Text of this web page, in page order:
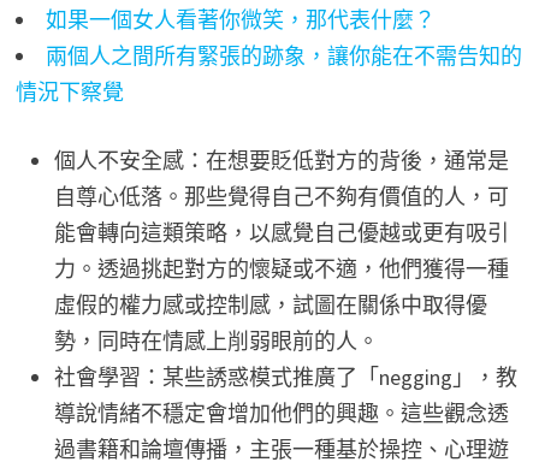
如果一個女人看著你微笑，那代表什麼？
兩個人之間所有緊張的跡象，讓你能在不需告知的
情況下察覺
個人不安全感：在想要貶低對方的背後，通常是
自尊心低落。那些覺得自己不夠有價值的人，可
能會轉向這類策略，以感覺自己優越或更有吸引
力。透過挑起對方的懷疑或不適，他們獲得一種
虛假的權力感或控制感，試圖在關係中取得優
勢，同時在情感上削弱眼前的人。
社會學習：某些誘惑模式推廣了「negging」，教
導說情緒不穩定會增加他們的興趣。這些觀念透
過書籍和論壇傳播，主張一種基於操控、心理遊